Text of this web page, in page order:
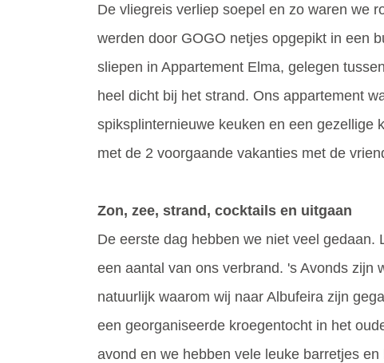
De vliegreis verliep soepel en zo waren we
werden door GOGO netjes opgepikt in een
sliepen in Appartement Elma, gelegen
heel dicht bij het strand. Ons appartement
spiksplinternieuwe keuken en een gezellige
met de 2 voorgaande vakanties met de
Zon, zee, strand, cocktails en uitgaan
De eerste dag hebben we niet veel
een aantal van ons verbrand. 's Avonds zijn
natuurlijk waarom wij naar Albufeira zijn
een georganiseerde kroegentocht in het
avond en we hebben vele leuke barretjes